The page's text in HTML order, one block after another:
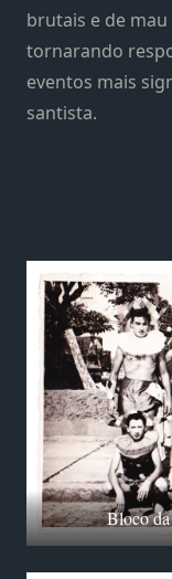
brutais e de
tornarando
eventos mais
santista.
Bloco